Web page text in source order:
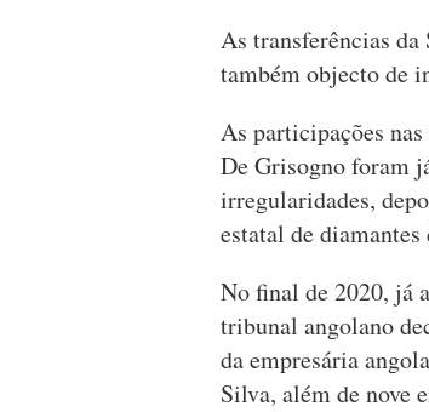
As transferências
também objecto de
As participações
De Grisogno foram
irregularidades,
estatal de
No final de 2020, já
tribunal angolano
da empresária
Silva, além de nove